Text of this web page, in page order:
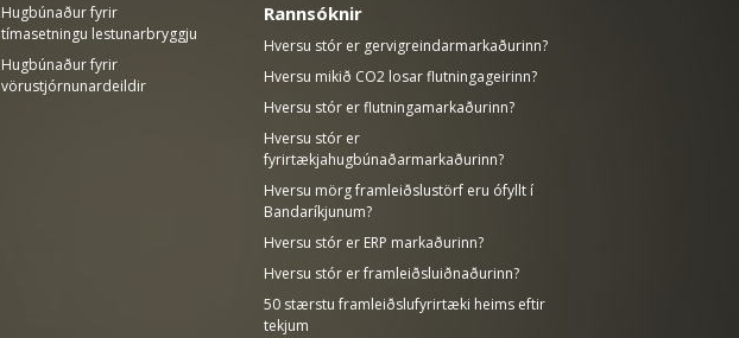
Hugbúnaður fyrir
tímasetningu lestunarbryggju
Hugbúnaður fyrir
vörustjórnunardeildir
Rannsóknir
Hversu stór er gervigreindarmarkaðurinn?
Hversu mikið CO2 losar flutningageirinn?
Hversu stór er flutningamarkaðurinn?
Hversu stór er
fyrirtækjahugbúnaðarmarkaðurinn?
Hversu mörg framleiðslustörf eru ófyllt í
Bandaríkjunum?
Hversu stór er ERP markaðurinn?
Hversu stór er framleiðsluiðnaðurinn?
50 stærstu framleiðslufyrirtæki heims eftir
tekjum